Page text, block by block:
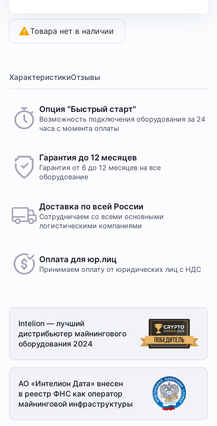
Товара нет в наличии
ХарактеристикиОтзывы
Опция "Быстрый старт"
Возможность подключения оборудования за 24
часа с момента оплаты
Гарантия до 12 месяцев
Гарантия от 6 до 12 месяцев на все
оборудование
Доставка по всей России
Сотрудничаем со всеми основными
логистическими компаниями
Оплата для юр.лиц
Принимаем оплату от юридических лиц с НДС
Intelion — лучший
дистрибьютер майнингового
оборудования 2024
АО «Интелион Дата» внесен
в реестр ФНС как оператор
майнинговой инфраструктуры